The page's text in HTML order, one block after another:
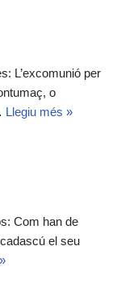
L’excomunió per
o
Llegiu més »
Com han de
el seu